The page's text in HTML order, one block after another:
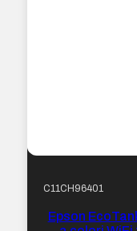
C11CH96401
Epson